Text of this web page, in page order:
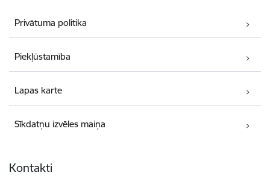
Privātuma politika
Piekļūstamība
Lapas karte
Sīkdatņu izvēles maiņa
Kontakti